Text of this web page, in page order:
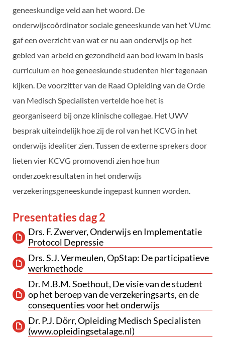
geneeskundige veld aan het woord. De
onderwijscoördinator sociale geneeskunde van het VUmc
gaf een overzicht van wat er nu aan onderwijs op het
gebied van arbeid en gezondheid aan bod kwam in basis
curriculum en hoe geneeskunde studenten hier tegenaan
kijken. De voorzitter van de Raad Opleiding van de Orde
van Medisch Specialisten vertelde hoe het is
georganiseerd bij onze klinische collegae. Het UWV
besprak uiteindelijk hoe zij de rol van het KCVG in het
onderwijs idealiter zien. Tussen de externe sprekers door
lieten vier KCVG promovendi zien hoe hun
onderzoekresultaten in het onderwijs
verzekeringsgeneeskunde ingepast kunnen worden.
Presentaties dag 2
Drs. F. Zwerver, Onderwijs en Implementatie
Protocol Depressie
Drs. S.J. Vermeulen, OpStap: De participatieve
werkmethode
Dr. M.B.M. Soethout, De visie van de student
op het beroep van de verzekeringsarts, en de
consequenties voor het onderwijs
Dr. P.J. Dörr, Opleiding Medisch Specialisten
(www.opleidingsetalage.nl)